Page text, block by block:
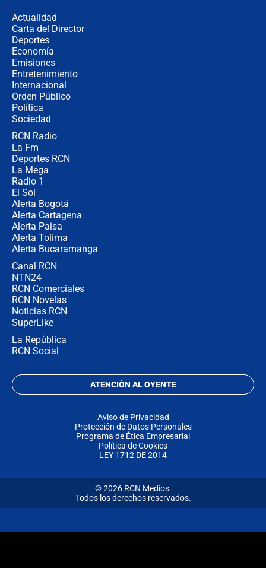
Actualidad
Carta del Director
Deportes
Economía
Emisiones
Entretenimiento
Internacional
Orden Público
Política
Sociedad
RCN Radio
La Fm
Deportes RCN
La Mega
Radio 1
El Sol
Alerta Bogotá
Alerta Cartagena
Alerta Paisa
Alerta Tolima
Alerta Bucaramanga
Canal RCN
NTN24
RCN Comerciales
RCN Novelas
Noticias RCN
SuperLike
La República
RCN Social
ATENCIÓN AL OYENTE
Aviso de Privacidad
Protección de Datos Personales
Programa de Ética Empresarial
Política de Cookies
LEY 1712 DE 2014
© 2026 RCN Medios.
Todos los derechos reservados.